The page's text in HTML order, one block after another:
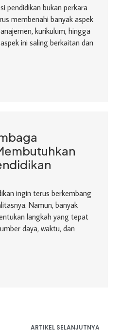
pendidikan bukan perkara
membenahi banyak aspek
kurikulum, hingga
ini saling berkaitan dan
ingin terus berkembang
Namun, banyak
langkah yang tepat
daya, waktu, dan
ARTIKEL SELANJUTNYA